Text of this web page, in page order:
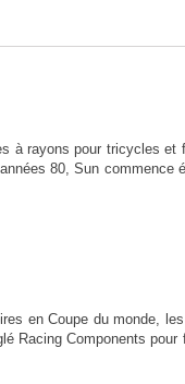
à rayons pour tricycles
80, Sun commence
en Coupe du monde,
Racing Components